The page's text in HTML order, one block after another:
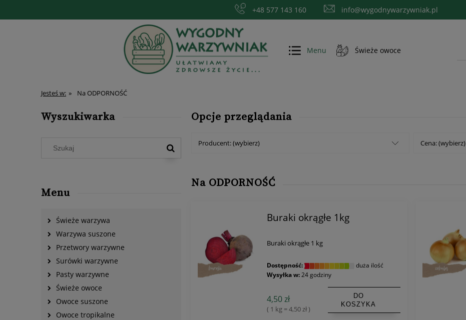
+48 577 143 160 info@wygodnywarzywniak.pl
Menu Świeże owoce
Jesteś w: » Na ODPORNOŚĆ
Wyszukiwarka
Menu
Świeże warzywa
Warzywa suszone
Przetwory warzywne
Surówki warzywne
Pasty warzywne
Świeże owoce
Owoce suszone
Owoce tropikalne
Opcje przeglądania
Producent: (wybierz) Cena: (wybierz)
Na ODPORNOŚĆ
Buraki okrągłe 1kg
Buraki okrągłe 1 kg
Dostępność:
duża ilość
Wysyłka w: 24 godziny
4,50 zł
( 1 kg = 4,50 zł )
DO
KOSZYKA